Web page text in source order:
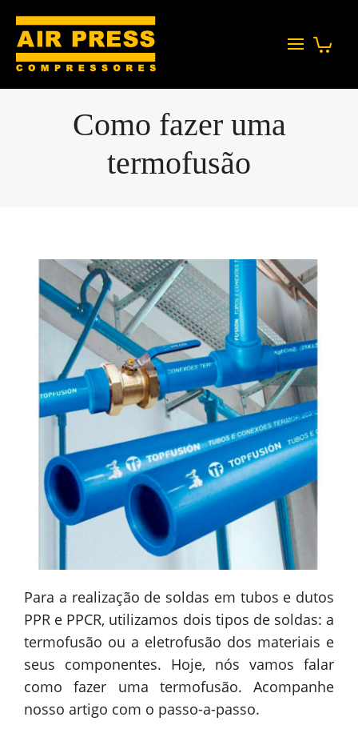
Como fazer uma
termofusão
Para a realização de soldas em tubos e dutos
PPR e PPCR, utilizamos dois tipos de soldas: a
termofusão ou a eletrofusão dos materiais e
seus componentes. Hoje, nós vamos falar
como fazer uma termofusão. Acompanhe
nosso artigo com o passo-a-passo.